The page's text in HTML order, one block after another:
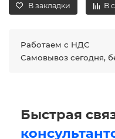
В закладки В
Работаем с НДС
Самовывоз сегодня,
Быстрая